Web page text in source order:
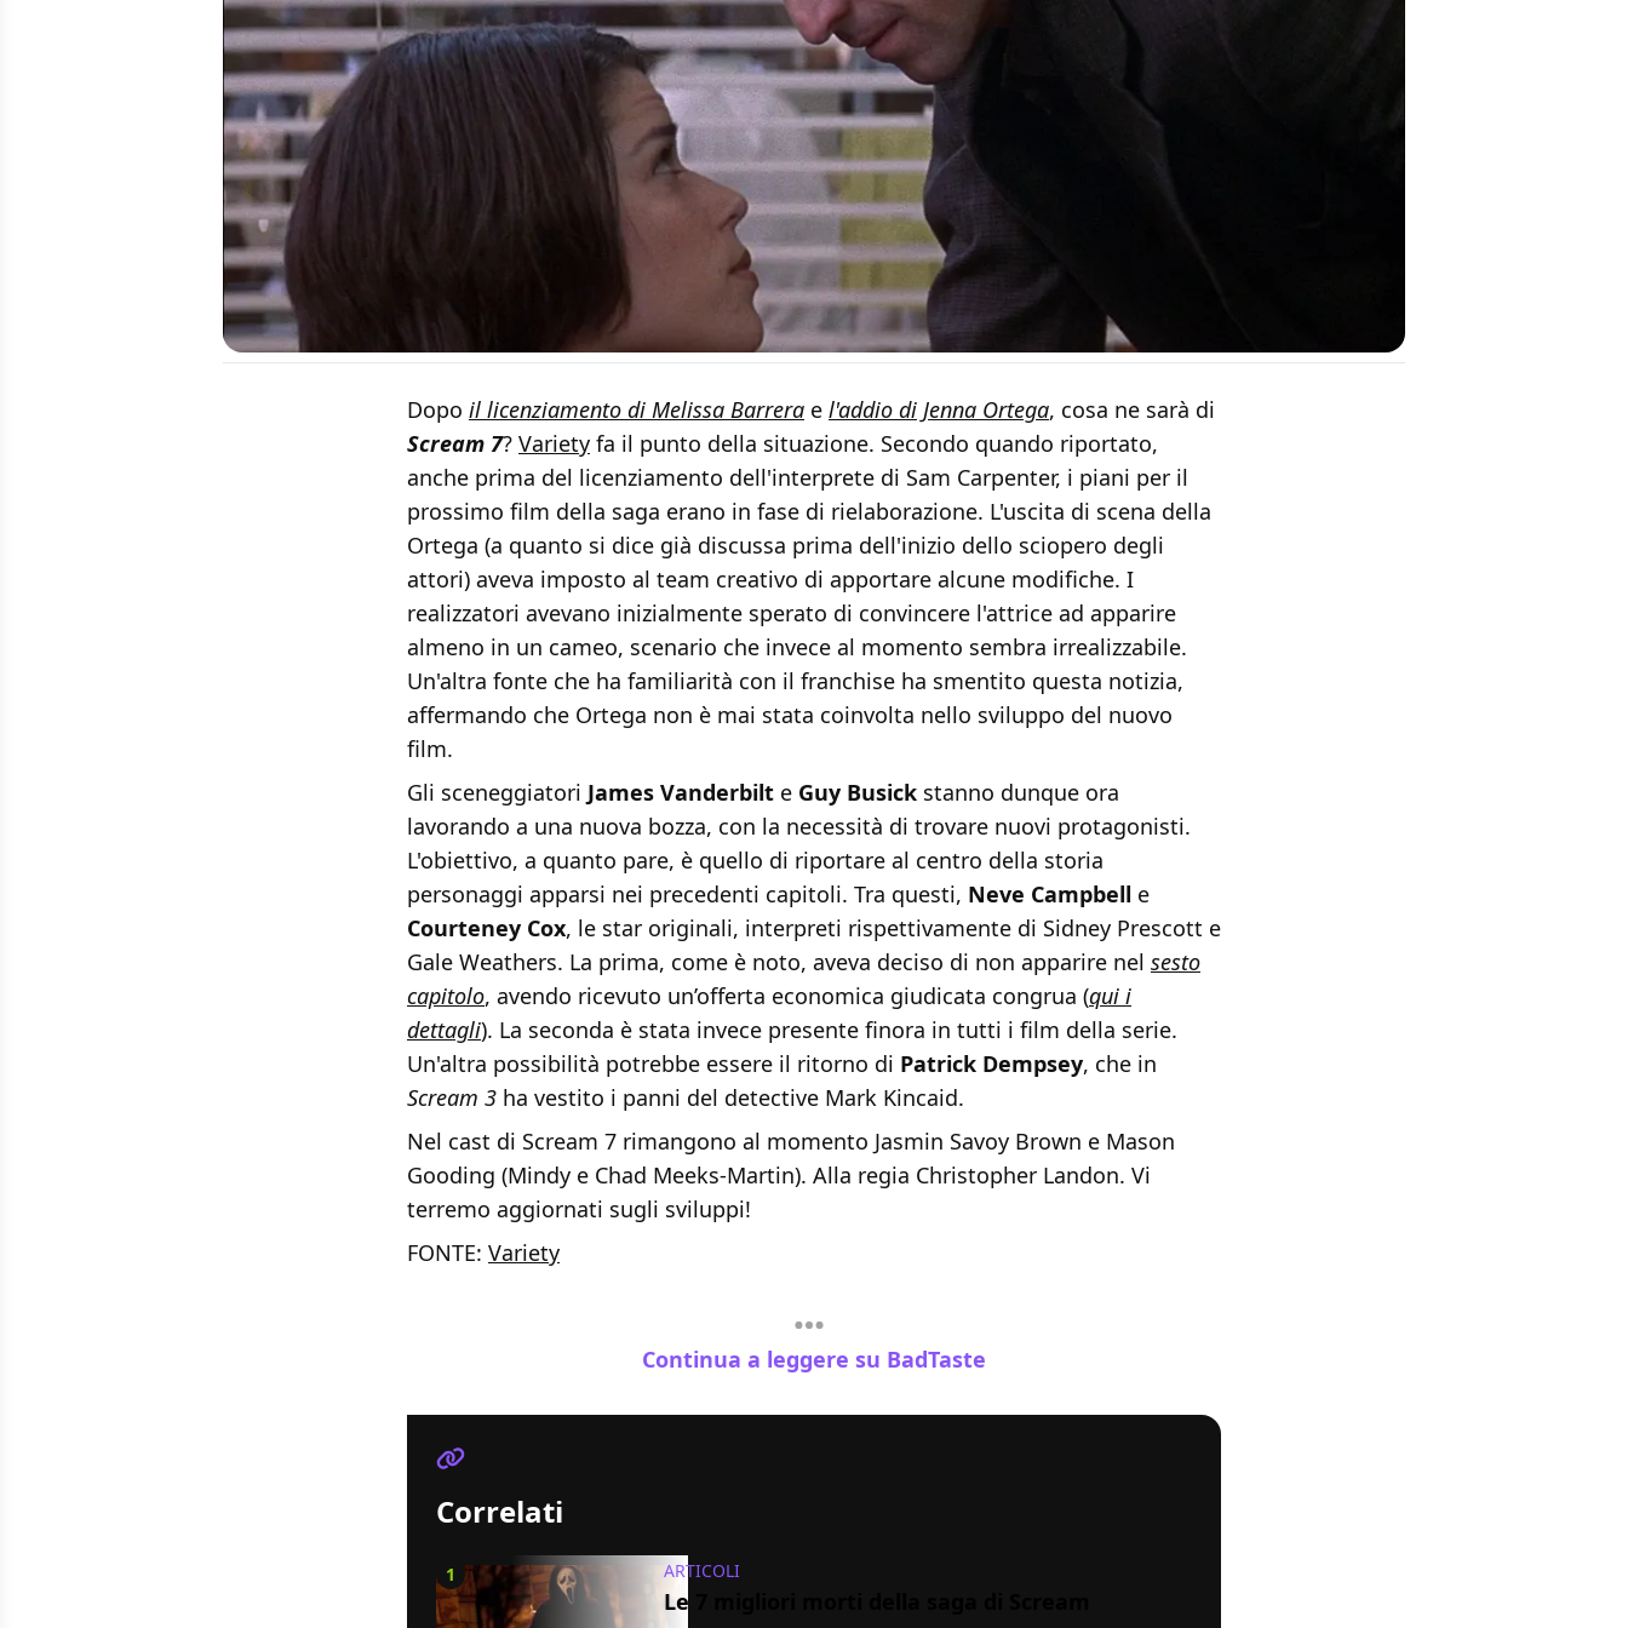
Dopo il licenziamento di Melissa Barrera e l'addio di Jenna Ortega, cosa ne sarà di
Scream 7? Variety fa il punto della situazione. Secondo quando riportato,
anche prima del licenziamento dell'interprete di Sam Carpenter, i piani per il
prossimo film della saga erano in fase di rielaborazione. L'uscita di scena della
Ortega (a quanto si dice già discussa prima dell'inizio dello sciopero degli
attori) aveva imposto al team creativo di apportare alcune modifiche. I
realizzatori avevano inizialmente sperato di convincere l'attrice ad apparire
almeno in un cameo, scenario che invece al momento sembra irrealizzabile.
Un'altra fonte che ha familiarità con il franchise ha smentito questa notizia,
affermando che Ortega non è mai stata coinvolta nello sviluppo del nuovo
film.
Gli sceneggiatori James Vanderbilt e Guy Busick stanno dunque ora
lavorando a una nuova bozza, con la necessità di trovare nuovi protagonisti.
L'obiettivo, a quanto pare, è quello di riportare al centro della storia
personaggi apparsi nei precedenti capitoli. Tra questi, Neve Campbell e
Courteney Cox, le star originali, interpreti rispettivamente di Sidney Prescott e
Gale Weathers. La prima, come è noto, aveva deciso di non apparire nel sesto
capitolo, avendo ricevuto un’offerta economica giudicata congrua (qui i
dettagli). La seconda è stata invece presente finora in tutti i film della serie.
Un'altra possibilità potrebbe essere il ritorno di Patrick Dempsey, che in
Scream 3 ha vestito i panni del detective Mark Kincaid.
Nel cast di Scream 7 rimangono al momento Jasmin Savoy Brown e Mason
Gooding (Mindy e Chad Meeks-Martin). Alla regia Christopher Landon. Vi
terremo aggiornati sugli sviluppi!
FONTE: Variety
Continua a leggere su BadTaste
Correlati
1 ARTICOLI
Le 7 migliori morti della saga di Scream